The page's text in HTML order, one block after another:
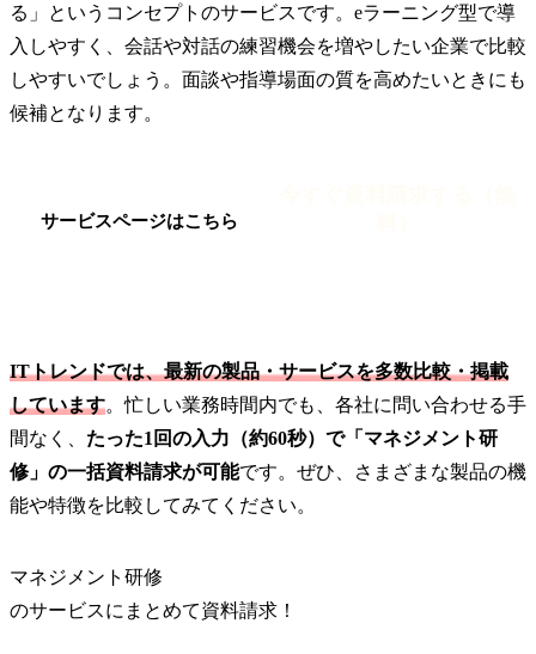
る」というコンセプトのサービスです。eラーニング型で導
入しやすく、会話や対話の練習機会を増やしたい企業で比較
しやすいでしょう。面談や指導場面の質を高めたいときにも
候補となります。
サービスページはこちら
ITトレンドでは、最新の製品・サービスを多数比較・掲載
しています。忙しい業務時間内でも、各社に問い合わせる手
間なく、 たった1回の入力（約60秒）で「マネジメント研
修」の一括資料請求が可能です。ぜひ、さまざまな製品の機
能や特徴を比較してみてください。
マネジメント研修
のサービスにまとめて資料請求！